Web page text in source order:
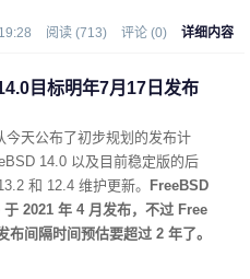
阅读 (713) 评论 (0) 详细内容
目标明年7月17日发布
今天公布了初步规划的发布计
14.0 以及目前稳定版的后
和 12.4 维护更新。
FreeBSD
于 2021 年 4 月发布，不过 Free
布间隔时间预估要超过 2 年了。